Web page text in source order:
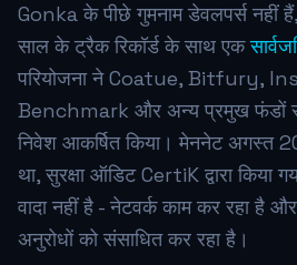
Gonka के पीछे गुमनाम डेवलपर्स नहीं हैं,
साल के ट्रैक रिकॉर्ड के साथ एक
परियोजना ने Coatue, Bitfury,
Benchmark और अन्य प्रमुख फंडों
निवेश आकर्षित किया। मेननेट अगस्त
था, सुरक्षा ऑडिट CertiK द्वारा किया
वादा नहीं है - नेटवर्क काम कर रहा है
अनुरोधों को संसाधित कर रहा है।